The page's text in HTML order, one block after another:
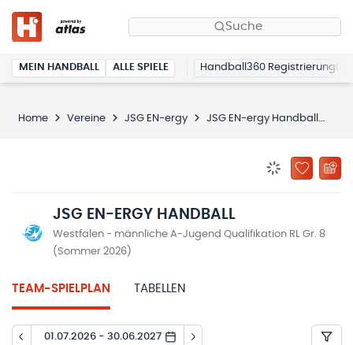
Suche
MEIN HANDBALL ALLE SPIELE Handball360 Registrierung
Home Vereine JSG EN-ergy JSG EN-ergy Handball
ZU
JSG EN-ERGY HANDBALL
Westfalen - männliche A-Jugend Qualifikation RL Gr. 8
(Sommer 2026)
TEAM-SPIELPLAN TABELLEN
01.07.2026 - 30.06.2027